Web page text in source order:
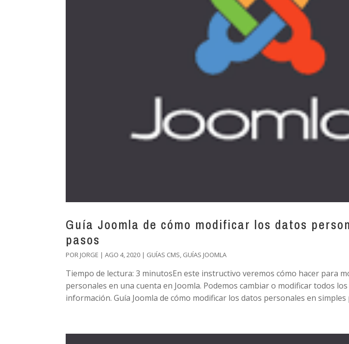
Guía Joomla de cómo modificar los datos
pasos
POR JORGE |AGO 4, 2020 | GUÍAS CMS, GUÍAS JOOMLA
Tiempo de lectura: 3 minutosEn este instructivo veremos cómo hacer para
personales en una cuenta en Joomla. Podemos cambiar o modificar todos
información. Guía Joomla de cómo modificar los datos personales en simples